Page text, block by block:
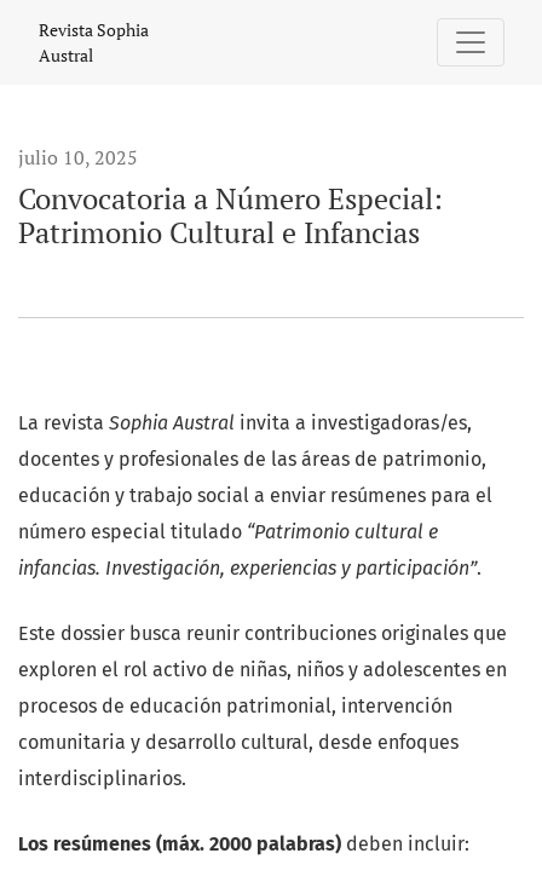
Convocatoria a Número Especial: Patrimonio Cultural e
Revista Sophia
Austral
julio 10, 2025
Convocatoria a Número Especial:
Patrimonio Cultural e Infancias
La revista Sophia Austral invita a investigadoras/es,
docentes y profesionales de las áreas de patrimonio,
educación y trabajo social a enviar resúmenes para el
número especial titulado “Patrimonio cultural e
infancias. Investigación, experiencias y participación”.
Este dossier busca reunir contribuciones originales que
exploren el rol activo de niñas, niños y adolescentes en
procesos de educación patrimonial, intervención
comunitaria y desarrollo cultural, desde enfoques
interdisciplinarios.
Los resúmenes (máx. 2000 palabras) deben incluir: